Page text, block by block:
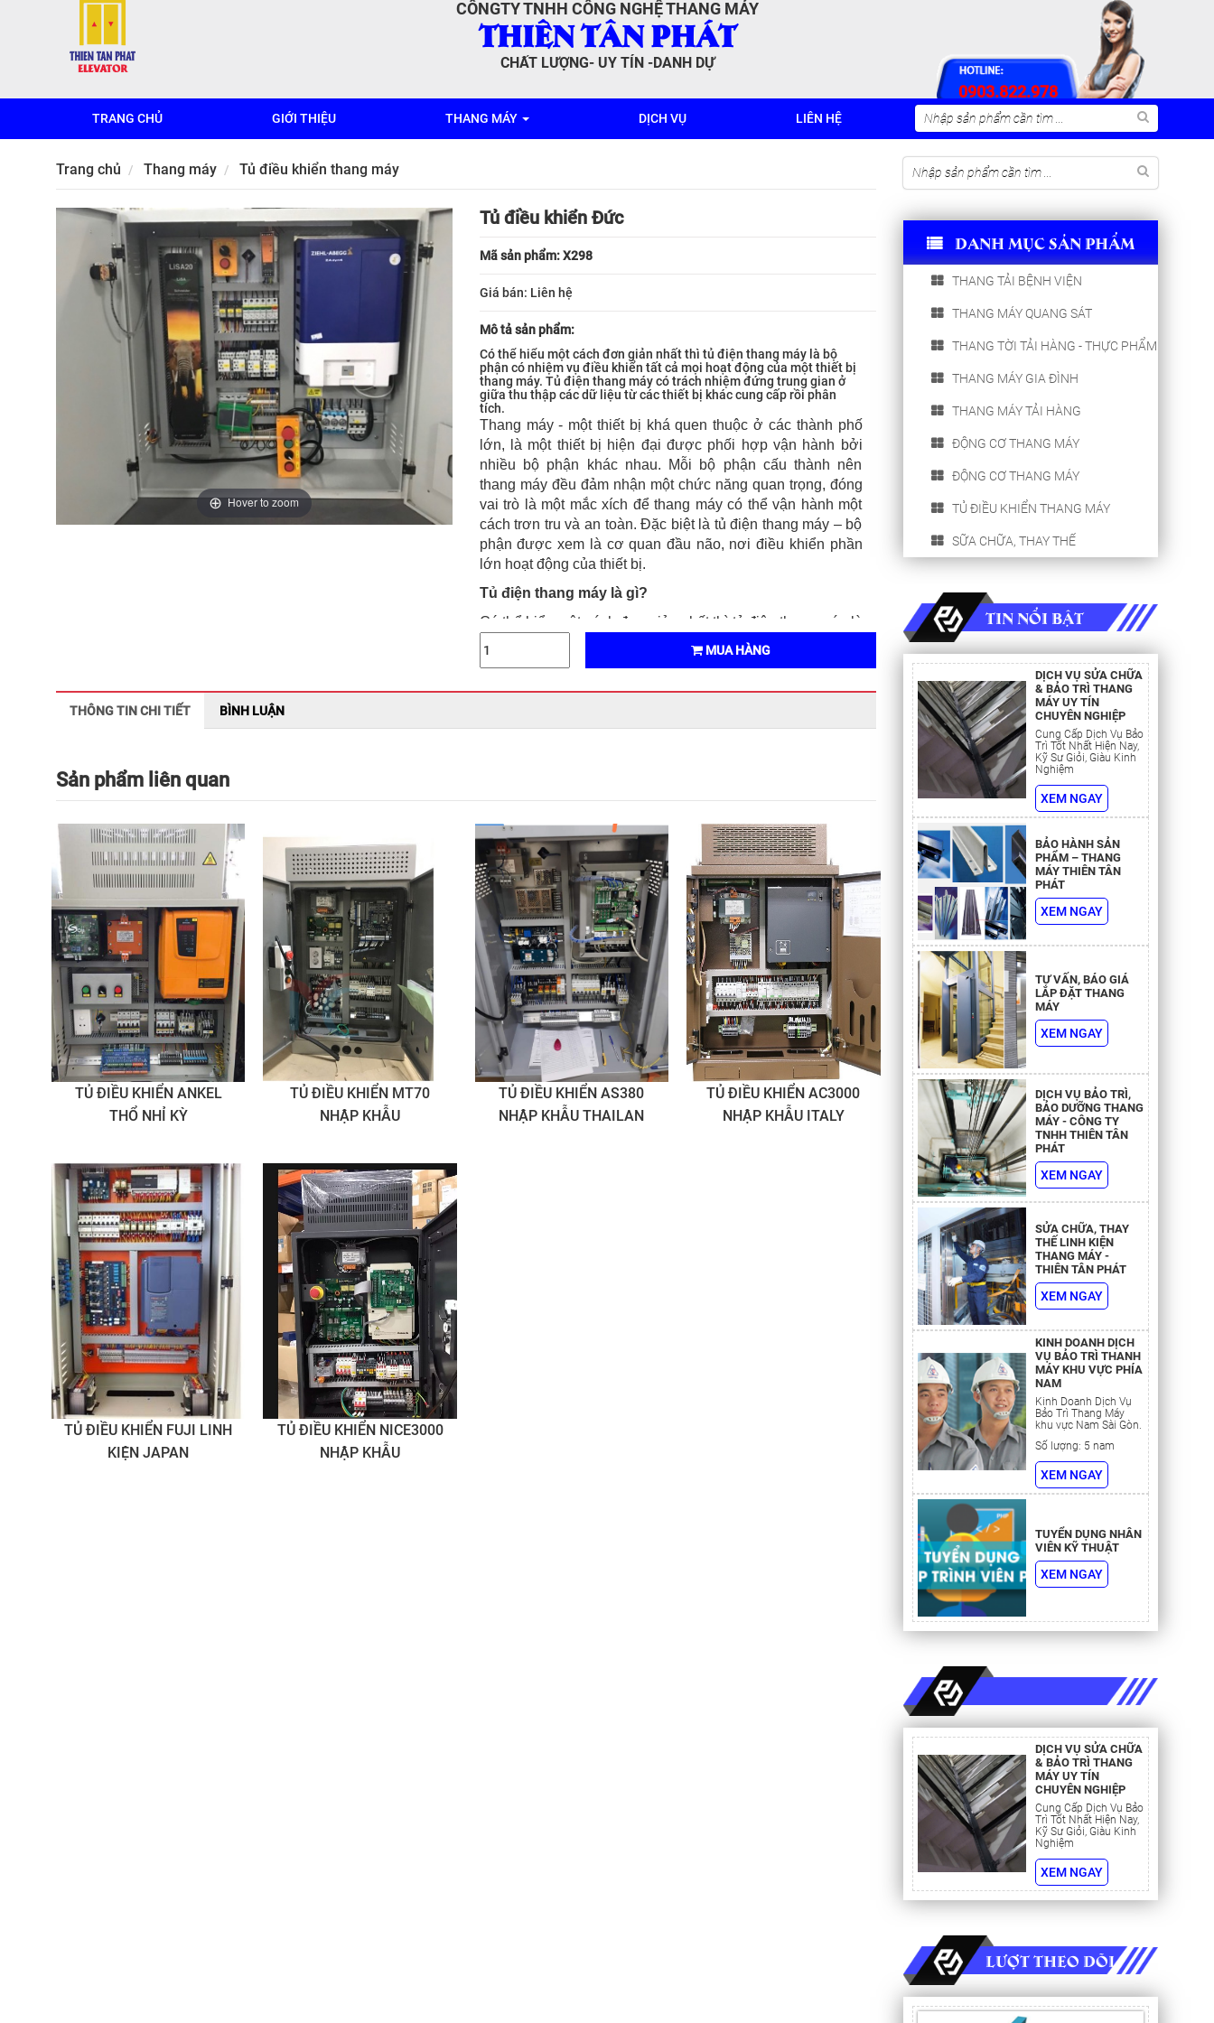
CÔNGTY TNHH CÔNG NGHỆ THANG MÁY
THIÊN TÂN PHÁT
CHẤT LƯỢNG- UY TÍN -DANH DỰ
0903.822.978
TRANG CHỦ GIỚI THIỆU THANG MÁY DỊCH VỤ LIÊN HỆ
Trang chủ Thang máy Tủ điều khiển thang máy
Hover to zoom
Tủ điều khiển Đức
Mã sản phẩm: X298
Giá bán: Liên hệ
Mô tả sản phẩm:
Có thể hiểu một cách đơn giản nhất thì tủ điện thang máy là bộ
phận có nhiệm vụ điều khiển tất cả mọi hoạt động của một thiết bị
thang máy. Tủ điện thang máy có trách nhiệm đứng trung gian ở
giữa thu thập các dữ liệu từ các thiết bị khác cung cấp rồi phân
tích.
Thang máy - một thiết bị khá quen thuộc ở các thành phố
lớn, là một thiết bị hiện đại được phối hợp vận hành bởi
nhiều bộ phận khác nhau. Mỗi bộ phận cấu thành nên
thang máy đều đảm nhận một chức năng quan trọng, đóng
vai trò là một mắc xích để thang máy có thể vận hành một
cách trơn tru và an toàn. Đặc biệt là tủ điện thang máy – bộ
phận được xem là cơ quan đầu não, nơi điều khiển phần
lớn hoạt động của thiết bị.
Tủ điện thang máy là gì?
Có thể hiểu một cách đơn giản nhất thì tủ điện thang máy là
bộ phận có nhiệm vụ điều khiển tất cả mọi hoạt động của
MUA HÀNG
THÔNG TIN CHI TIẾT BÌNH LUẬN
Sản phẩm liên quan
TỦ ĐIỀU KHIỂN ANKEL
THỔ NHỈ KỲ
TỦ ĐIỀU KHIỂN MT70
NHẬP KHẪU
TỦ ĐIỀU KHIỂN AS380
NHẬP KHẪU THAILAN
TỦ ĐIỀU KHIỂN AC3000
NHẬP KHẪU ITALY
TỦ ĐIỀU KHIỂN FUJI LINH
KIỆN JAPAN
TỦ ĐIỀU KHIỂN NICE3000
NHẬP KHẪU
DANH MỤC SẢN PHẨM
THANG TẢI BỆNH VIỆN
THANG MÁY QUANG SÁT
THANG TỜI TẢI HÀNG - THỰC PHẨM
THANG MÁY GIA ĐÌNH
THANG MÁY TẢI HÀNG
ĐỘNG CƠ THANG MÁY
ĐỘNG CƠ THANG MÁY
TỦ ĐIỀU KHIỂN THANG MÁY
SỮA CHỮA, THAY THẾ
TIN NỔI BẬT
DỊCH VỤ SỬA CHỮA
& BẢO TRÌ THANG
MÁY UY TÍN
CHUYÊN NGHIỆP
Cung Cấp Dịch Vụ Bảo
Trì Tốt Nhất Hiện Nay,
Kỹ Sư Giỏi, Giàu Kinh
Nghiệm
XEM NGAY
BẢO HÀNH SẢN
PHẨM – THANG
MÁY THIÊN TÂN
PHÁT
XEM NGAY
TƯ VẤN, BÁO GIÁ
LẮP ĐẶT THANG
MÁY
XEM NGAY
DỊCH VỤ BẢO TRÌ,
BẢO DƯỠNG THANG
MÁY - CÔNG TY
TNHH THIÊN TÂN
PHÁT
XEM NGAY
SỬA CHỮA, THAY
THẾ LINH KIỆN
THANG MÁY -
THIÊN TÂN PHÁT
XEM NGAY
KINH DOANH DỊCH
VỤ BẢO TRÌ THANH
MÁY KHU VỰC PHÍA
NAM
Kinh Doanh Dịch Vụ
Bảo Trì Thang Máy
khu vực Nam Sài Gòn.
Số lượng: 5 nam
XEM NGAY
TUYỂN DỤNG NHÂN
VIÊN KỸ THUẬT
XEM NGAY
DỊCH VỤ SỬA CHỮA
& BẢO TRÌ THANG
MÁY UY TÍN
CHUYÊN NGHIỆP
Cung Cấp Dịch Vụ Bảo
Trì Tốt Nhất Hiện Nay,
Kỹ Sư Giỏi, Giàu Kinh
Nghiệm
XEM NGAY
LƯỢT THEO DÕI